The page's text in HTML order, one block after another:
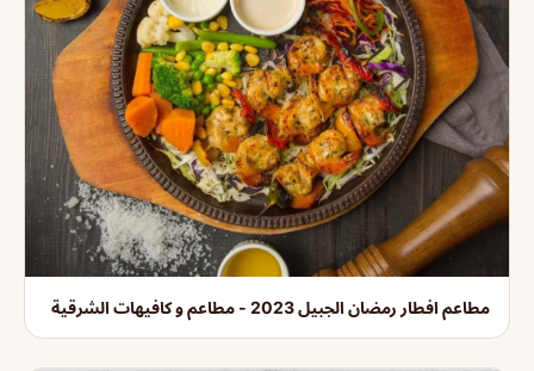
مطاعم افطار رمضان الجبيل 2023 - مطاعم و كافيهات الشرقية